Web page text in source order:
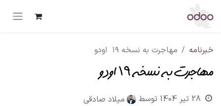
خبرنامه مهاجرت به نسخه ۱۹ اودو
مهاجرت به نسخه ۱۹ اودو
28 تیر 1404 توسط میلاد صادقی